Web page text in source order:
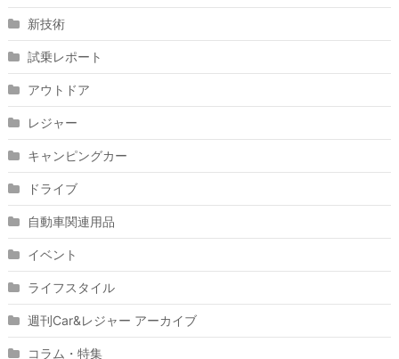
新技術
試乗レポート
アウトドア
レジャー
キャンピングカー
ドライブ
自動車関連用品
イベント
ライフスタイル
週刊Car&レジャー アーカイブ
コラム・特集